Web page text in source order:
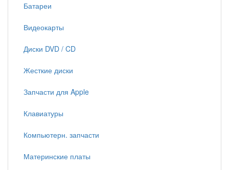
Батареи
Видеокарты
Диски DVD / CD
Жесткие диски
Запчасти для Apple
Клавиатуры
Компьютерн. запчасти
Материнские платы